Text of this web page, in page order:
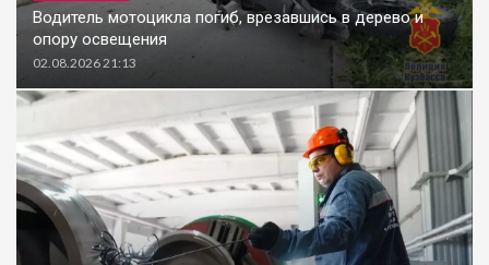
Водитель мотоцикла погиб, врезавшись в дерево и
опору освещения
02.08.2026 21:13